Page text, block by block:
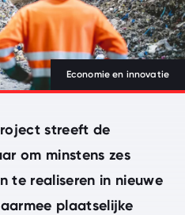
Zoeken
FR DE
door de Europese Unie
Economie en innovatie
streeft de
om minstens zes
te realiseren in nieuwe
plaatselijke